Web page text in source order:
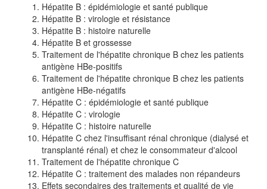
Hépatite B : épidémiologie et santé publique
Hépatite B : virologie et résistance
Hépatite B : histoire naturelle
Hépatite B et grossesse
Traitement de l'hépatite chronique B chez les patients
antigène HBe-positifs
Traitement de l'hépatite chronique B chez les patients
antigène HBe-négatifs
Hépatite C : épidémiologie et santé publique
Hépatite C : virologie
Hépatite C : histoire naturelle
Hépatite C chez l'insuffisant rénal chronique (dialysé et
transplanté rénal) et chez le consommateur d'alcool
Traitement de l'hépatite chronique C
Hépatite C : traitement des malades non répandeurs
Effets secondaires des traitements et qualité de vie